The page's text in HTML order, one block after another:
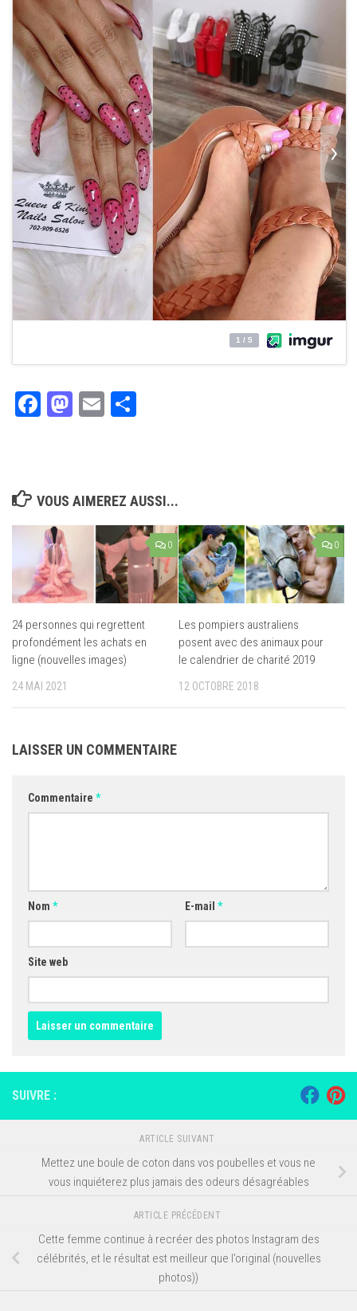
Facebook
Mastodon
Email
VOUS AIMEREZ AUSSI...
0
24 personnes qui regrettent
profondément les achats en
ligne (nouvelles images)
24 MAI 2021
0
Les pompiers australiens
posent avec des animaux pour
le calendrier de charité 2019
12 OCTOBRE 2018
LAISSER UN COMMENTAIRE
Commentaire *
Nom * E-mail *
Site web
SUIVRE :
ARTICLE SUIVANT
Mettez une boule de coton dans vos poubelles et vous ne
vous inquiéterez plus jamais des odeurs désagréables
ARTICLE PRÉCÉDENT
Cette femme continue à recréer des photos Instagram des
célébrités, et le résultat est meilleur que l’original (nouvelles
photos))